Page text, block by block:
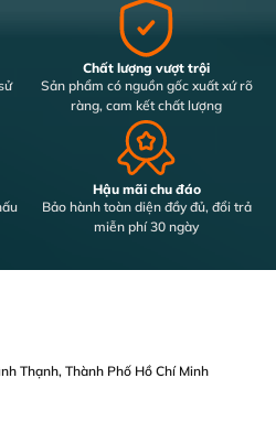
Chất lượng vượt trội
Sản phẩm có nguồn gốc xuất xứ rõ
ràng, cam kết chất lượng
Hậu mãi chu đáo
Bảo hành toàn diện đầy đủ, đổi trả
miễn phí 30 ngày
Thạnh, Thành Phố Hồ Chí Minh